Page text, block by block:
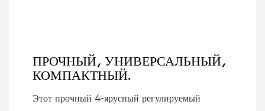
ПРОЧНЫЙ, УНИВЕРСАЛЬНЫЙ,
КОМПАКТНЫЙ.
Этот прочный 4-ярусный регулируемый